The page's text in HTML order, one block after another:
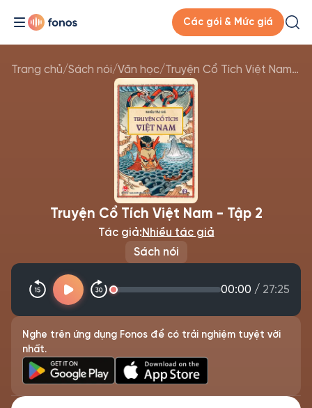
Các gói & Mức giá
Trang chủ/Sách nói/Văn học/ Truyện Cổ Tích Việt Nam - Tập 2
Sách nói
Truyện Cổ Tích Việt Nam - Tập 2
Tác giả:Nhiều tác giả
00:00 / 27:25
Nghe trên ứng dụng Fonos để có trải nghiệm tuyệt vời
nhất.